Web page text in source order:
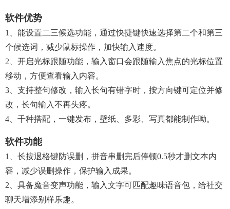
软件优势
1、能设置二三候选功能，通过快捷键快速选择第二个和第三
个候选词，减少鼠标操作，加快输入速度。
2、开启光标跟随功能，输入窗口会跟随输入焦点的光标位置
移动，方便查看输入内容。
3、支持整句修改，输入长句有错字时，按方向键可定位并修
改，长句输入不再头疼。
4、千种搭配，一键发布，壁纸、多彩、写真都能制作呦。
软件功能
1、长按退格键防误删，拼音串删完后停顿0.5秒才删文本内
容，减少误删操作，保护输入成果。
2、具备魔音变声功能，输入文字可匹配趣味语音包，给社交
聊天增添别样乐趣。